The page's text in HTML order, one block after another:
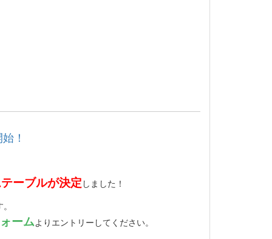
！
ーブルが決定しました！
ームよりエントリーしてください。